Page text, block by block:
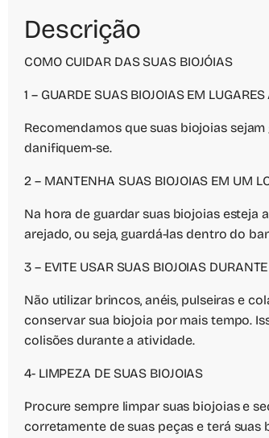
Descrição
COMO CUIDAR DAS SUAS BIOJÓIAS
1 – GUARDE SUAS BIOJOIAS EM
Recomendamos que suas biojoias
danifiquem-se.
2 – MANTENHA SUAS BIOJOIAS EM UM
Na hora de guardar suas biojoias
arejado, ou seja, guardá-las dentro do
3 – EVITE USAR SUAS BIOJOIAS
Não utilizar brincos, anéis, pulseiras e
conservar sua biojoia por mais tempo.
colisões durante a atividade.
4- LIMPEZA DE SUAS BIOJOIAS
Procure sempre limpar suas biojoias e
corretamente de suas peças e terá